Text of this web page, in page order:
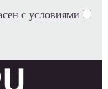
с условиями